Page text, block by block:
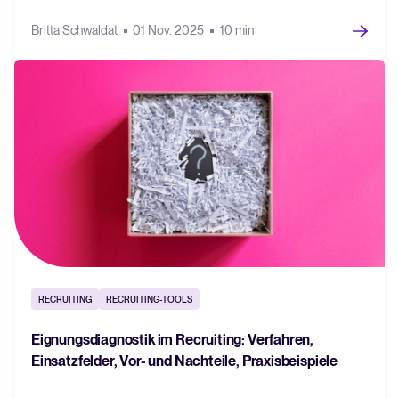
Britta Schwaldat 01 Nov. 2025 10 min
RECRUITING RECRUITING-TOOLS
Eignungsdiagnostik im Recruiting: Verfahren,
Einsatzfelder, Vor- und Nachteile, Praxisbeispiele